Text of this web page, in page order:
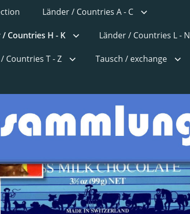
Länder / Countries A - C
Countries H - K Länder / Countries L - N
Countries T - Z Tausch / exchange